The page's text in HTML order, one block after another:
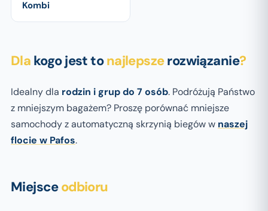
Kombi
Dla kogo jest tonajlepszerozwiązanie?
Idealny dla rodzin i grup do 7 osób. Podróżują Państwo
z mniejszym bagażem? Proszę porównać mniejsze
samochody z automatyczną skrzynią biegów w naszej
flocie w Pafos.
Miejsceodbioru